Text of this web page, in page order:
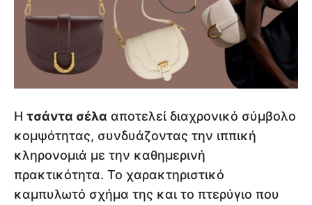
Η τσάντα σέλα αποτελεί διαχρονικό σύμβολο
κομψότητας, συνδυάζοντας την ιππική
κληρονομιά με την καθημερινή
πρακτικότητα. Το χαρακτηριστικό
καμπυλωτό σχήμα της και το πτερύγιο που